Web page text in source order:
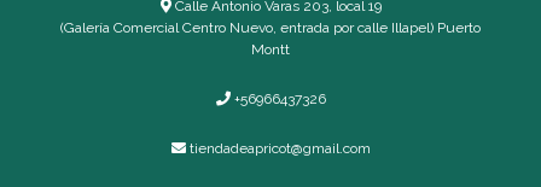
Calle Antonio Varas 203, local 19
(Galería Comercial Centro Nuevo, entrada por calle Illapel) Puerto
Montt
+56966437326
tiendadeapricot@gmail.com